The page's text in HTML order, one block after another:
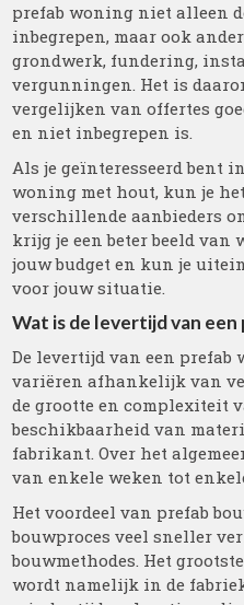
prefab woning niet alleen
inbegrepen, maar ook
grondwerk, fundering,
vergunningen. Het is
vergelijken van offertes
en niet inbegrepen is.
Als je geïnteresseerd bent
woning met hout, kun je
verschillende aanbieders
krijg je een beter beeld
jouw budget en kun je
voor jouw situatie.
Wat is de levertijd van
De levertijd van een
variëren afhankelijk van
de grootte en complexiteit
beschikbaarheid van
fabrikant. Over het
van enkele weken tot
Het voordeel van prefab
bouwproces veel sneller
bouwmethodes. Het
wordt namelijk in de